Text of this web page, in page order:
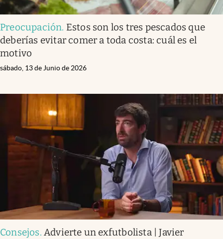
Preocupación. Estos son los tres pescados que
deberías evitar comer a toda costa: cuál es el
motivo
sábado, 13 de Junio de 2026
Consejos.Advierte un exfutbolista | Javier